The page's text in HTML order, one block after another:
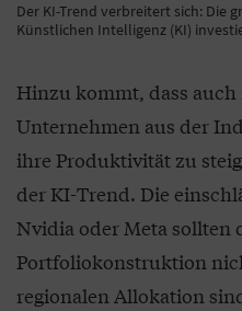
Der KI-Trend verbreitert sich: Die
Künstlichen Intelligenz (KI)
Hinzu kommt, dass
Unternehmen aus der
ihre Produktivität zu
der KI-Trend. Die
Nvidia oder Meta sollten
Portfoliokonstruktion
regionalen Allokation